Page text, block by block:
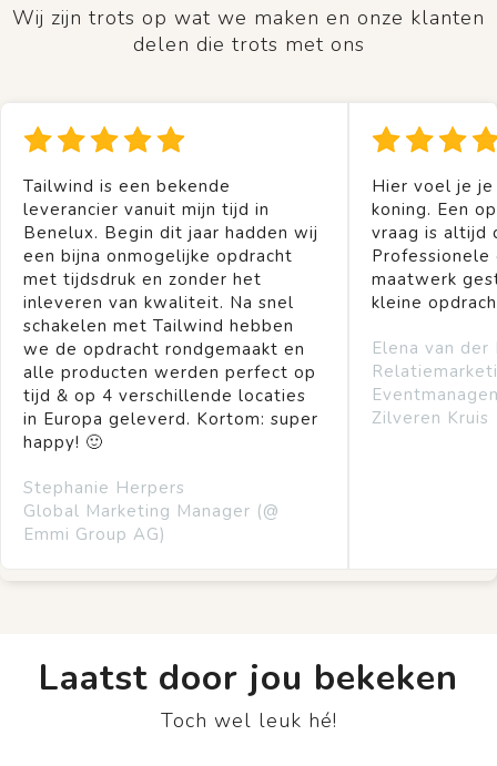
Wij zijn trots op wat we maken en onze klanten
delen die trots met ons
Tailwind is een bekende
leverancier vanuit mijn tijd in
Benelux. Begin dit jaar hadden wij
een bijna onmogelijke opdracht
met tijdsdruk en zonder het
inleveren van kwaliteit. Na snel
schakelen met Tailwind hebben
we de opdracht rondgemaakt en
alle producten werden perfect op
tijd & op 4 verschillende locaties
in Europa geleverd. Kortom: super
happy! 🙂
Stephanie Herpers
Global Marketing Manager (@
Emmi Group AG)
Hier voel je
koning. Een
vraag is altijd
Professionele
maatwerk
kleine
Elena van der
Zilveren Kruis
Laatst door jou bekeken
Toch wel leuk hé!